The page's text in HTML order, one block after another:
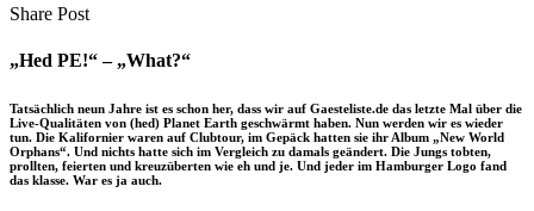
Share PostShare
Facebook
Copy
to
Send
via
„Hed PE!“ – „What?“
Tatsächlich neun Jahre ist es schon her, dass wir auf Gaesteliste.de das letzte Mal über die
Live-Qualitäten von (hed) Planet Earth geschwärmt haben. Nun werden wir es wieder
tun. Die Kalifornier waren auf Clubtour, im Gepäck hatten sie ihr Album „New World
Orphans“. Und nichts hatte sich im Vergleich zu damals geändert. Die Jungs tobten,
prollten, feierten und kreuzüberten wie eh und je. Und jeder im Hamburger Logo fand
das klasse. War es ja auch.